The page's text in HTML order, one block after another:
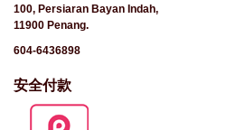
100, Persiaran Bayan Indah,
11900 Penang.
604-6436898
安全付款